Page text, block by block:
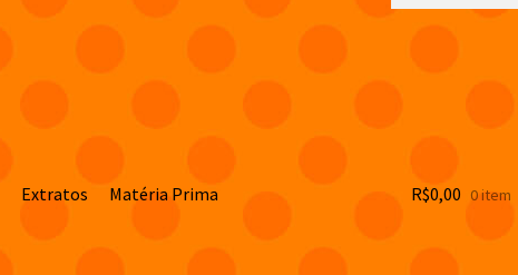
Extratos Matéria Prima R$0,00 0 item